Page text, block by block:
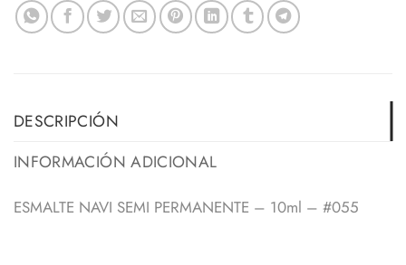
DESCRIPCIÓN
INFORMACIÓN ADICIONAL
ESMALTE NAVI SEMI PERMANENTE – 10ml – #055